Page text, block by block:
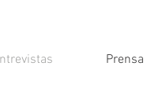
Prensa